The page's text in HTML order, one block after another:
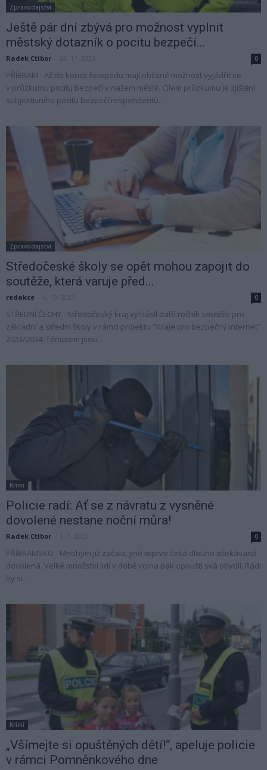
Zpravodajství
Ještě pár dní zbývá pro možnost vyplnit
městský dotazník o pocitu bezpečí...
Radek Ctibor 0
PŘÍBRAM - Až do konce listopadu mají občané možnost vyjádřit se
v průzkumu pocitu bezpečí v našem městě. Cílem průzkumu je zjištění
subjektivního pocitu bezpečí respondentů...
Zpravodajství
Středočeské školy se opět mohou zapojit do
soutěže, která varuje před...
redakce 0
STŘEDNÍ ČECHY - Středočeský kraj vyhlásil další ročník soutěže pro
základní a střední školy v rámci projektu "Kraje pro bezpečný internet"
2023/2024. Tématem jsou...
Krimi
Policie radí: Ať se z návratu z vysněné
dovolené nestane noční můra!
Radek Ctibor 0
PŘÍBRAMSKO - Mnohým již začala, jiné teprve čeká dlouho očekávaná
dovolená. Velké množství lidí v době volna pak opouští svá obydlí. Rádi
by si...
Krimi
„Všímejte si opuštěných dětí!“, apeluje policie
v rámci Pomněnkového dne